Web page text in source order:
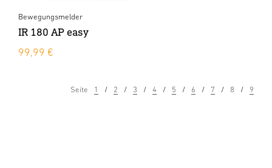
Bewegungsmelder
IR 180 AP easy
99,99 €
Seite 1 2 3 4 5 6 7 8 9